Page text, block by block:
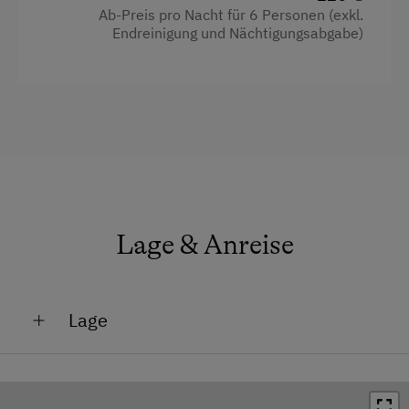
Voll ausgestattete Küche: Elektroherd mit
Gemeinsame Annehmlichkeiten: Beide
Wohnungen bieten WLAN und SAT-TV sowie
Ab-Preis pro Nacht für 6 Personen (exkl.
Endreinigung und Nächtigungsabgabe)
Lage & Anreise
Lage